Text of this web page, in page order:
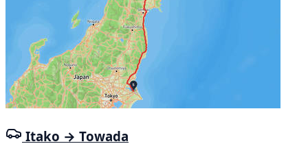
Itako → Towada